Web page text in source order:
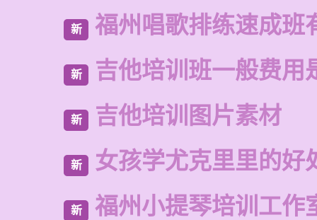
新 福州唱歌排练速成班
新 吉他培训班一般费用
新 吉他培训图片素材
新 女孩学尤克里里的好
新 福州小提琴培训工作